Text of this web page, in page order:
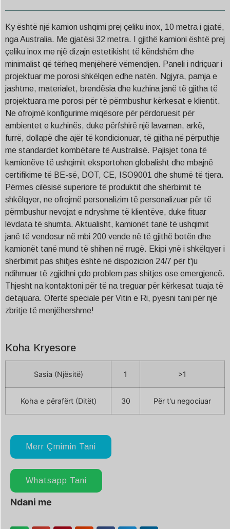
Ky është një kamion ushqimi prej çeliku inox, 10 metra i gjatë,
nga Australia. Me gjatësi 32 metra. I gjithë kamioni është prej
çeliku inox me një dizajn estetikisht të këndshëm dhe
minimalist që tërheq menjëherë vëmendjen. Paneli i ndriçuar i
projektuar me porosi shkëlqen edhe natën. Ngjyra, pamja e
jashtme, materialet, brendësia dhe kuzhina janë të gjitha të
projektuara me porosi për të përmbushur kërkesat e klientit.
Ne ofrojmë konfigurime miqësore për përdoruesit për
ambientet e kuzhinës, duke përfshirë një lavaman, arkë,
furrë, dollapë dhe ajër të kondicionuar, të gjitha në përputhje
me standardet kombëtare të Australisë. Pajisjet tona të
kamionëve të ushqimit eksportohen globalisht dhe mbajnë
certifikime të BE-së, DOT, CE, ISO9001 dhe shumë të tjera.
Përmes cilësisë superiore të produktit dhe shërbimit të
shkëlqyer, ne ofrojmë personalizim të personalizuar për të
përmbushur nevojat e ndryshme të klientëve, duke fituar
lëvdata të shumta. Aktualisht, kamionët tanë të ushqimit
janë të vendosur në mbi 200 vende në të gjithë botën dhe
kamionët tanë mund të shihen në rrugë. Ekipi ynë i shkëlqyer i
shërbimit pas shitjes është në dispozicion 24/7 për t'ju
ndihmuar të zgjidhni çdo problem pas shitjes ose emergjencë.
Thjesht na kontaktoni për të na treguar për kërkesat tuaja të
detajuara. Ofertë speciale për Vitin e Ri, pyesni tani për një
zbritje të menjëhershme!
Koha Kryesore
Sasia (Njësitë) 1 >1
Koha e përafërt (Ditët) 30 Për t'u negociuar
Merr Çmimin Tani
Whatsapp Tani
Ndani me